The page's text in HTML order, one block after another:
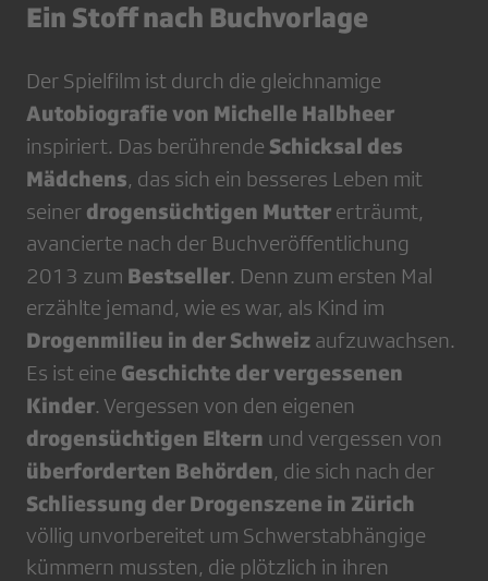
Ein Stoff nach Buchvorlage
Der Spielfilm ist durch die gleichnamige
Autobiografie von Michelle Halbheer
inspiriert. Das berührende Schicksal des
Mädchens, das sich ein besseres Leben mit
seiner drogensüchtigen Mutter erträumt,
avancierte nach der Buchveröffentlichung
2013 zum Bestseller. Denn zum ersten Mal
erzählte jemand, wie es war, als Kind im
Drogenmilieu in der Schweiz aufzuwachsen.
Es ist eine Geschichte der vergessenen
Kinder. Vergessen von den eigenen
drogensüchtigen Eltern und vergessen von
überforderten Behörden, die sich nach der
Schliessung der Drogenszene in Zürich
völlig unvorbereitet um Schwerstabhängige
kümmern mussten, die plötzlich in ihren